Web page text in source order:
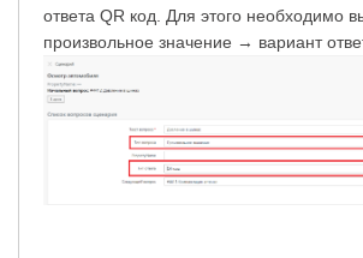
ответа QR код. Для этого необходимо
произвольное значение → вариант